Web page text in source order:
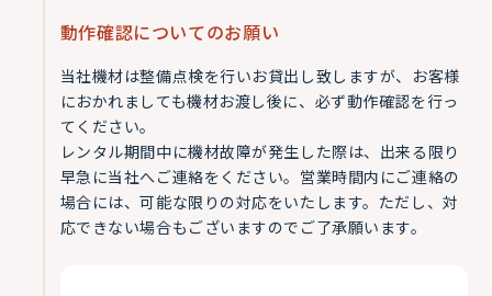
動作確認についてのお願い
当社機材は整備点検を行いお貸出し致しますが、お客様
におかれましても機材お渡し後に、必ず動作確認を行っ
てください。
レンタル期間中に機材故障が発生した際は、出来る限り
早急に当社へご連絡をください。営業時間内にご連絡の
場合には、可能な限りの対応をいたします。ただし、対
応できない場合もございますのでご了承願います。